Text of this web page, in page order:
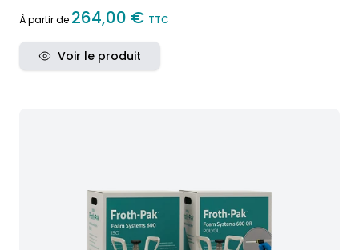
À partir de 264,00 € TTC
Voir le produit